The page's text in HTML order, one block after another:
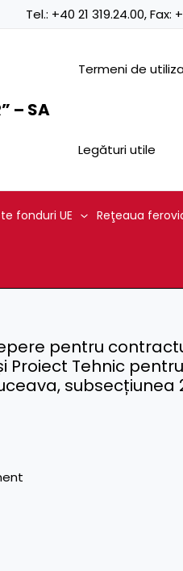
Tel.: +40 21 319.24.00, Fax:
– SA
Termeni de
Legături utile
fonduri UE Reţeaua
pentru
Proiect Tehnic
subsecțiunea